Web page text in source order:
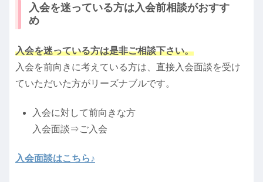
入会を迷っている方は入会前相談がおすす
め
入会を迷っている方は是非ご相談下さい。
入会を前向きに考えている方は、直接入会面談を受け
ていただいた方がリーズナブルです。
入会に対して前向きな方
入会面談⇒ご入会
入会面談はこちら♪